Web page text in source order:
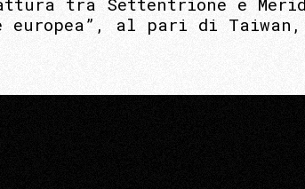
al pari di Taiwan,